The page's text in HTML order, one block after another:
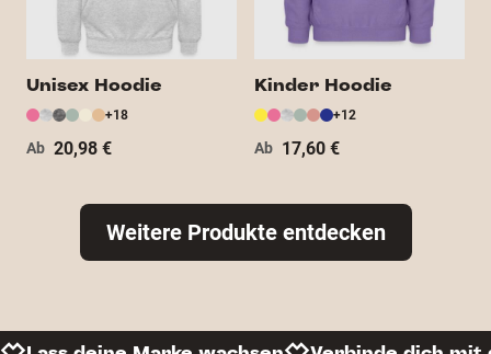
Unisex Hoodie
+18
Ab 20,98 €
Kinder Hoodie
+12
Ab 17,60 €
Weitere Produkte entdecken